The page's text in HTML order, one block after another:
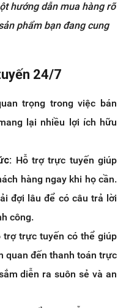
hướng dẫn mua hàng rõ
phẩm bạn đang cung
24/7
trọng trong việc bán
lại nhiều lợi ích hữu
Hỗ trợ trực tuyến giúp
hàng ngay khi họ cần.
đợi lâu để có câu trả lời
công.
trợ trực tuyến có thể giúp
quan đến thanh toán trực
diễn ra suôn sẻ và an